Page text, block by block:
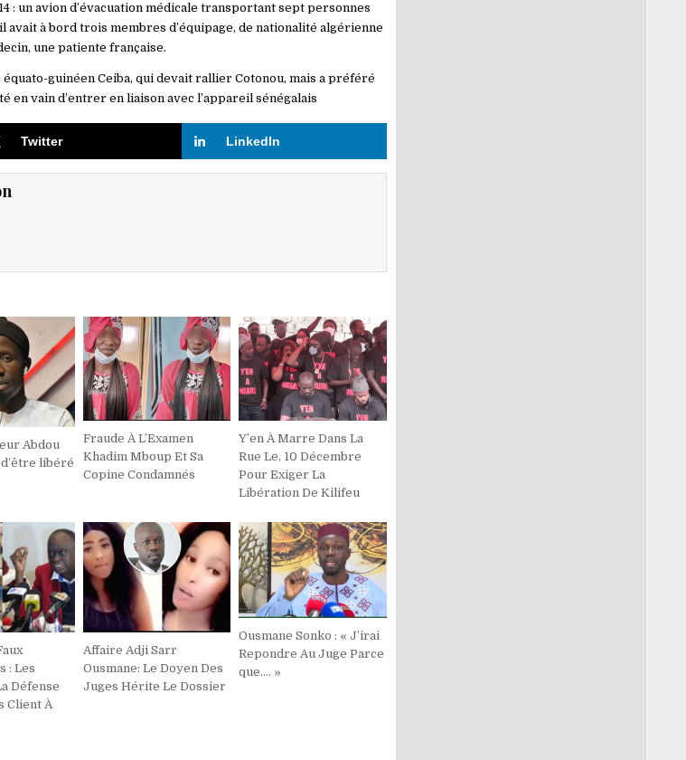
: un avion d’évacuation médicale transportant sept personnes
avait à bord trois membres d’équipage, de nationalité algérienne
une patiente française.
guinéen Ceiba, qui devait rallier Cotonou, mais a préféré
vain d’entrer en liaison avec l’appareil sénégalais
Twitter LinkedIn
Abdou
libéré
Fraude À L’Examen
Khadim Mboup Et Sa
Copine Condamnés
Y’en À Marre Dans La
Rue Le, 10 Décembre
Pour Exiger La
Libération De Kilifeu
: Les
Défense
Client À
Affaire Adji Sarr
Ousmane: Le Doyen Des
Juges Hérite Le Dossier
Ousmane Sonko : « J’irai
Repondre Au Juge Parce
que…. »